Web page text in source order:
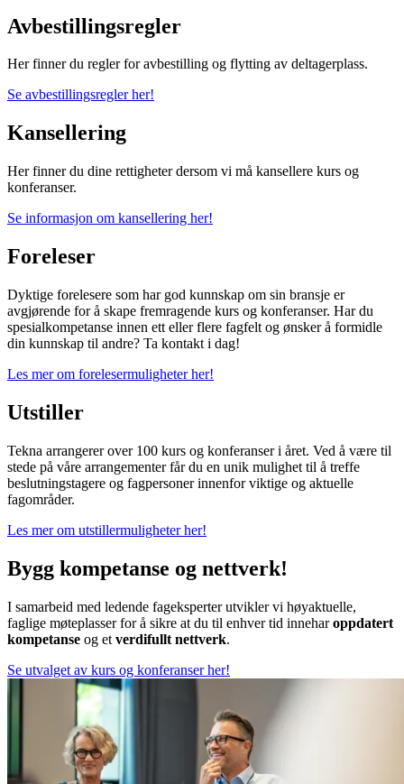
Avbestillingsregler
Her finner du regler for avbestilling og flytting av deltagerplass.
Se avbestillingsregler her!
Kansellering
Her finner du dine rettigheter dersom vi må kansellere kurs og
konferanser.
Se informasjon om kansellering her!
Foreleser
Dyktige forelesere som har god kunnskap om sin bransje er
avgjørende for å skape fremragende kurs og konferanser. Har du
spesialkompetanse innen ett eller flere fagfelt og ønsker å formidle
din kunnskap til andre? Ta kontakt i dag!
Les mer om forelesermuligheter her!
Utstiller
Tekna arrangerer over 100 kurs og konferanser i året. Ved å være til
stede på våre arrangementer får du en unik mulighet til å treffe
beslutningstagere og fagpersoner innenfor viktige og aktuelle
fagområder.
Les mer om utstillermuligheter her!
Bygg kompetanse og nettverk!
I samarbeid med ledende fageksperter utvikler vi høyaktuelle,
faglige møteplasser for å sikre at du til enhver tid inneharoppdatert
kompetanse og et verdifullt nettverk.
Se utvalget av kurs og konferanser her!